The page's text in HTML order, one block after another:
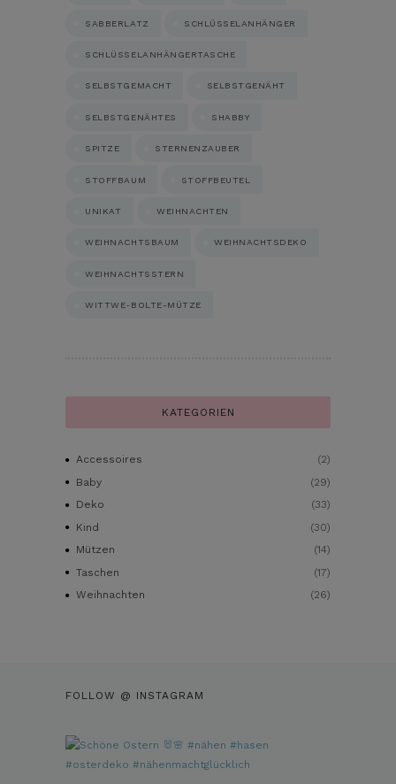
SABBERLATZ SCHLÜSSELANHÄNGER
SCHLÜSSELANHÄNGERTASCHE
SELBSTGEMACHT SELBSTGENÄHT
SELBSTGENÄHTES SHABBY
SPITZE STERNENZAUBER
STOFFBAUM STOFFBEUTEL
UNIKAT WEIHNACHTEN
WEIHNACHTSBAUM WEIHNACHTSDEKO
WEIHNACHTSSTERN
WITTWE-BOLTE-MÜTZE
KATEGORIEN
Accessoires
(2)
Baby
(29)
Deko
(33)
Kind
(30)
Mützen
(14)
Taschen
(17)
Weihnachten
(26)
FOLLOW @ INSTAGRAM